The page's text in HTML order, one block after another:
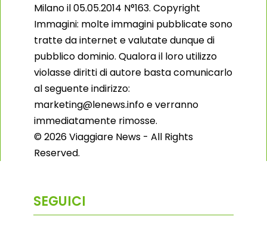
Milano il 05.05.2014 N°163. Copyright
Immagini: molte immagini pubblicate sono
tratte da internet e valutate dunque di
pubblico dominio. Qualora il loro utilizzo
violasse diritti di autore basta comunicarlo
al seguente indirizzo:
marketing@lenews.info e verranno
immediatamente rimosse.
© 2026 Viaggiare News - All Rights
Reserved.
SEGUICI